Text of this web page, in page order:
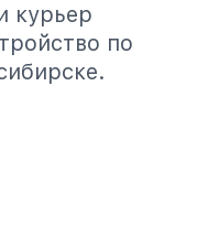
курьер
по